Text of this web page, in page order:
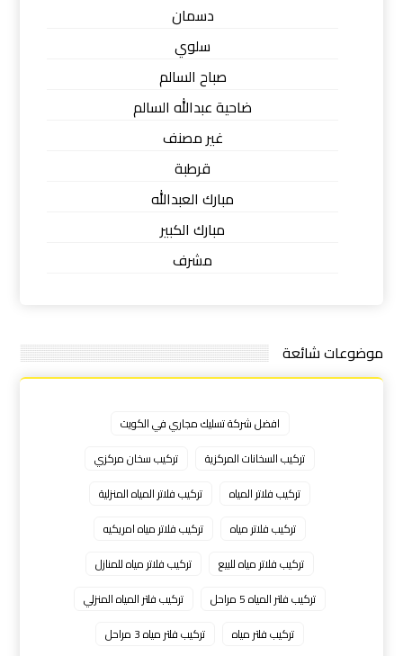
دسمان
سلوي
صباح السالم
ضاحية عبدالله السالم
غير مصنف
قرطبة
مبارك العبدالله
مبارك الكبير
مشرف
موضوعات شائعة
افضل شركة تسليك مجاري في الكويت
تركيب السخانات المركزية
تركيب سخان مركزي
تركيب فلاتر المياه
تركيب فلاتر المياه المنزلية
تركيب فلاتر مياه
تركيب فلاتر مياه امريكيه
تركيب فلاتر مياه للبيع
تركيب فلاتر مياه للمنازل
تركيب فلتر المياه 5 مراحل
تركيب فلتر المياه المنزلي
تركيب فلتر مياه
تركيب فلتر مياه 3 مراحل